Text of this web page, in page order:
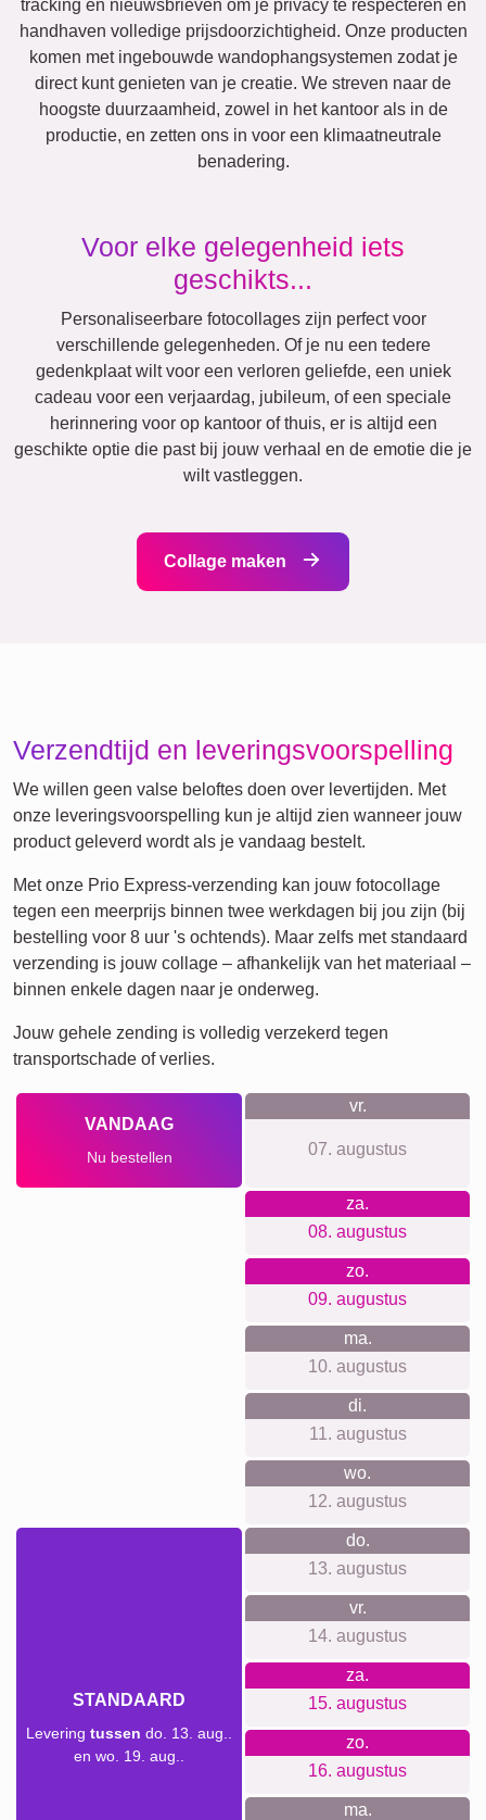
Veel!
Katten
Definitieposter
XXL
Huisdier-Rouw
Waar we voor staan
Onze filosofie draait om een zorgeloze en eerlijke
winkelervaring. We vragen geen aanmeldingen, vermijden
tracking en nieuwsbrieven om je privacy te respecteren en
handhaven volledige prijsdoorzichtigheid. Onze producten
komen met ingebouwde wandophangsystemen zodat je
direct kunt genieten van je creatie. We streven naar de
hoogste duurzaamheid, zowel in het kantoor als in de
Voor elke gelegenheid iets
geschikts...